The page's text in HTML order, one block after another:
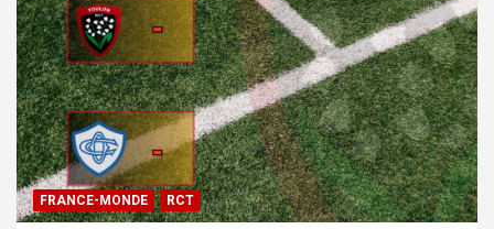
FRANCE-MONDE RCT